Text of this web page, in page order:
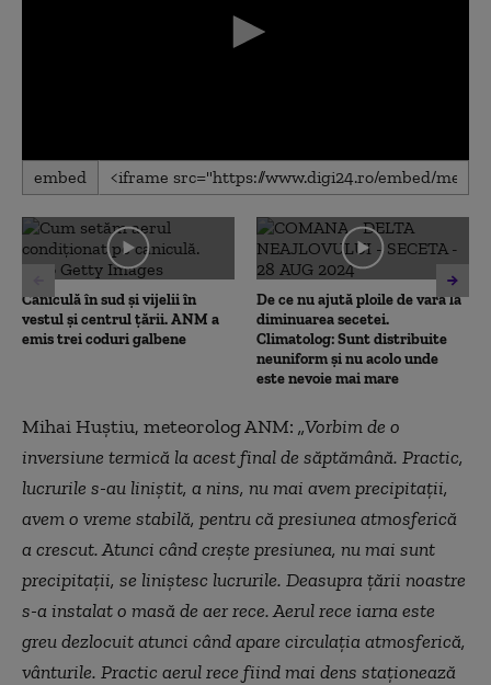
0
seconds
0
seconds
embed
Caniculă în sud și vijelii în
vestul și centrul țării. ANM a
emis trei coduri galbene
De ce nu ajută ploile de vară la
diminuarea secetei.
Climatolog: Sunt distribuite
neuniform și nu acolo unde
este nevoie mai mare
Mihai Huștiu, meteorolog ANM: „Vorbim de o
inversiune termică la acest final de săptămână. Practic,
lucrurile s-au liniștit, a nins, nu mai avem precipitații,
avem o vreme stabilă, pentru că presiunea atmosferică
a crescut. Atunci când crește presiunea, nu mai sunt
precipitații, se liniștesc lucrurile. Deasupra țării noastre
s-a instalat o masă de aer rece. Aerul rece iarna este
greu dezlocuit atunci când apare circulația atmosferică,
vânturile. Practic aerul rece fiind mai dens staționează